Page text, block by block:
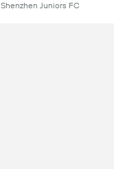
Shenzhen Juniors FC